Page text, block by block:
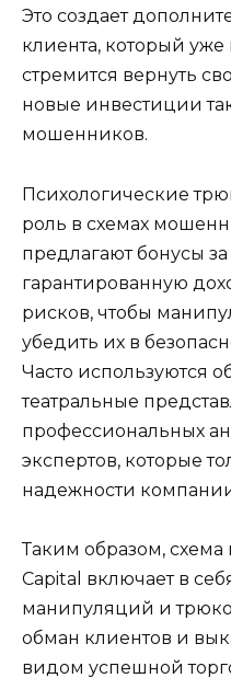
Это создает
клиента, который
стремится вернуть
новые инвестиции
мошенников.
Психологические
роль в схемах
предлагают бонусы
гарантированную
рисков, чтобы
убедить их в
Часто используются
театральные
профессиональных
экспертов, которые
надежности
Таким образом,
Capital включает в
манипуляций и
обман клиентов и
видом успешной